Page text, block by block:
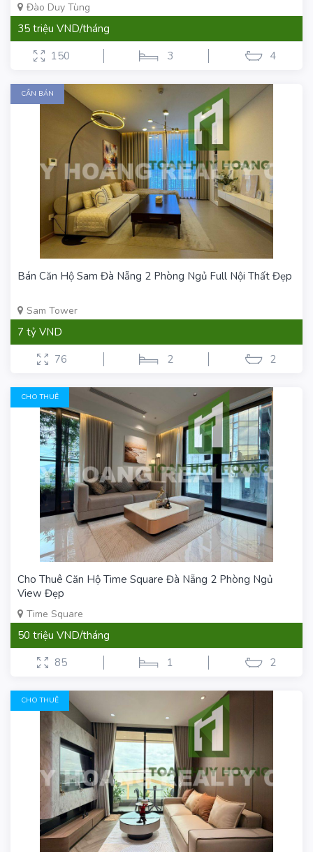
Đào Duy Tùng
35 triệu VND/tháng
150
3 4
CẦN BÁN
Bán Căn Hộ Sam Đà Nẵng 2 Phòng Ngủ Full Nội Thất Đẹp
Sam Tower
7 tỷ VND
76
2 2
CHO THUÊ
Cho Thuê Căn Hộ Time Square Đà Nẵng 2 Phòng Ngủ
View Đẹp
Time Square
50 triệu VND/tháng
85
1 2
CHO THUÊ